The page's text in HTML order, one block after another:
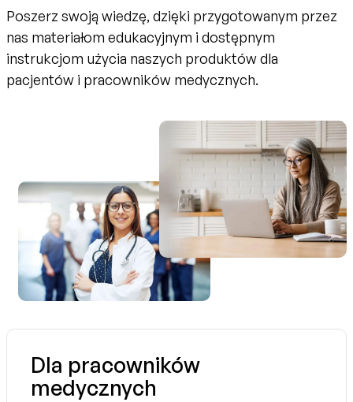
Poszerz swoją wiedzę, dzięki przygotowanym przez
nas materiałom edukacyjnym i dostępnym
instrukcjom użycia naszych produktów dla
pacjentów i pracowników medycznych.
Dla pracowników
medycznych